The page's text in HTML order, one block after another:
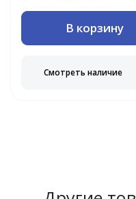
В корзину
Смотреть наличие